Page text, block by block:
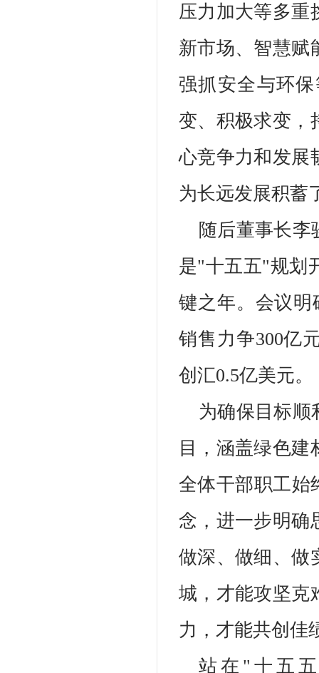
压力加大等多重
新市场、智慧赋
强抓安全与环
变、积极求变，
心竞争力和发展
为长远发展积蓄
随后董事长李
是"十五五"规划
键之年。会议明
销售力争300亿
创汇0.5亿美元。
为确保目标顺
目，涵盖绿色
全体干部职工始
念，进一步明确
做深、做细、做
城，才能攻坚克
力，才能共创佳
站在"十五